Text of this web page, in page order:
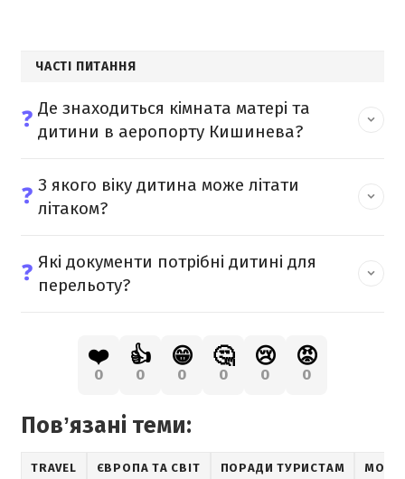
ЧАСТІ ПИТАННЯ
❓ Де знаходиться кімната матері та
дитини в аеропорту Кишинева?
❓ З якого віку дитина може літати
літаком?
❓ Які документи потрібні дитині для
перельоту?
❤️
0
👍
0
😁
0
🤔
0
😢
0
😡
0
Повʼязані теми:
TRAVEL ЄВРОПА ТА СВІТ ПОРАДИ ТУРИСТАМ